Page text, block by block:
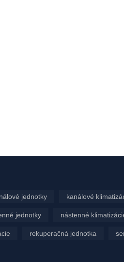
jednotky kanálové
jednotky nástenné
rekuperačná jednotka